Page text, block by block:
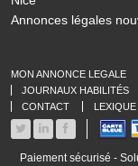
Annonces légales
MON ANNONCE LEGALE
JOURNAUX HABILITÉS
CONTACT
LEXIQUE
Paiement sécurisé -